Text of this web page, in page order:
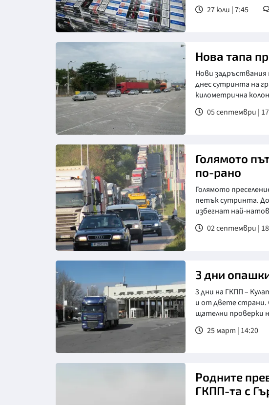
27 юли | 7:45
Нова тапа
Нови
днес сутринта на
километрична
05 септември |
Голямото
по-рано
Голямото
петък сутринта.
избегнат най-
02 септември |
3 дни
3 дни на ГКПП –
и от двете страни.
щателни проверки
25 март | 14:20
Родните
ГКПП-та с